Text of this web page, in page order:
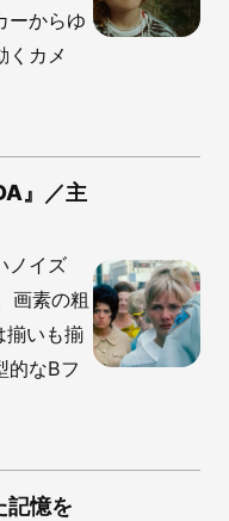
ーからゆ
くカメ
』／主
ノイズ
画素の粗
揃いも揃
的なBフ
記憶を